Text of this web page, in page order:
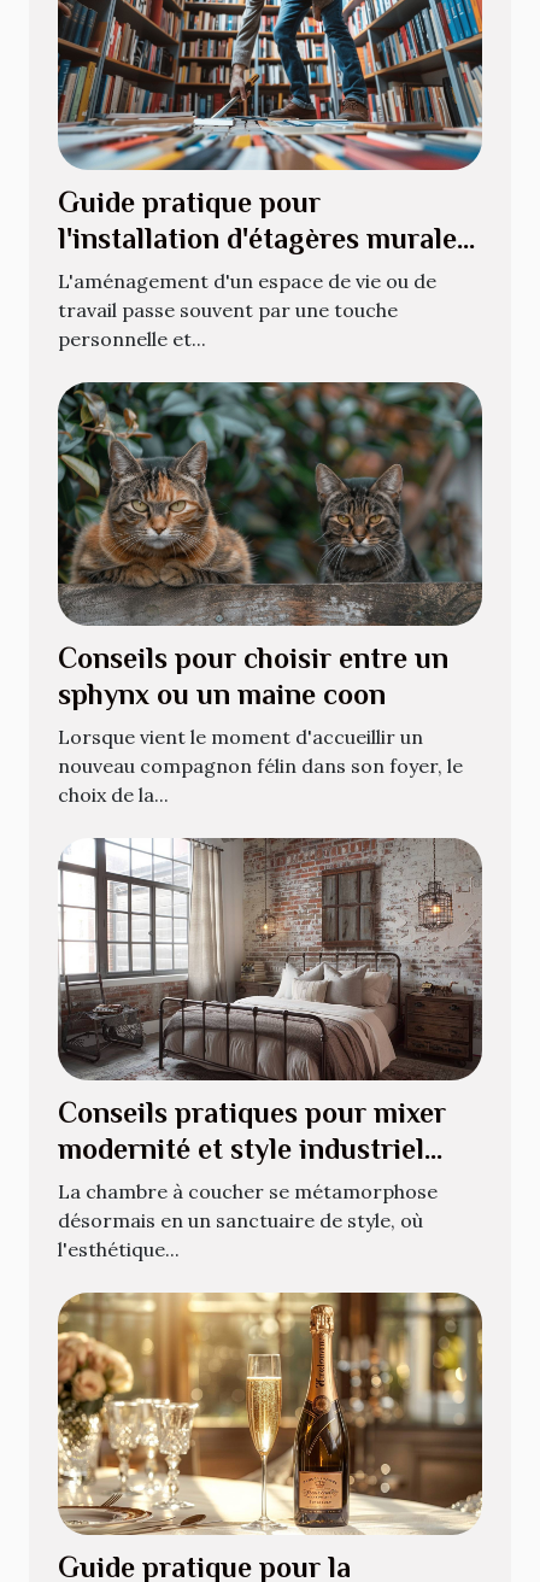
Guide pratique pour
l'installation d'étagères murales
pour livres
L'aménagement d'un espace de vie ou de
travail passe souvent par une touche
personnelle et...
Conseils pour choisir entre un
sphynx ou un maine coon
Lorsque vient le moment d'accueillir un
nouveau compagnon félin dans son foyer, le
choix de la...
Conseils pratiques pour mixer
modernité et style industriel
dans votre chambre
La chambre à coucher se métamorphose
désormais en un sanctuaire de style, où
l'esthétique...
Guide pratique pour la